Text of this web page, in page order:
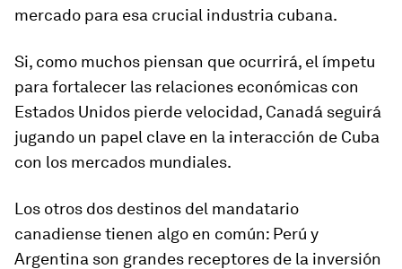
mercado para esa crucial industria cubana.
Si, como muchos piensan que ocurrirá, el ímpetu
para fortalecer las relaciones económicas con
Estados Unidos pierde velocidad, Canadá seguirá
jugando un papel clave en la interacción de Cuba
con los mercados mundiales.
Los otros dos destinos del mandatario
canadiense tienen algo en común: Perú y
Argentina son grandes receptores de la inversión